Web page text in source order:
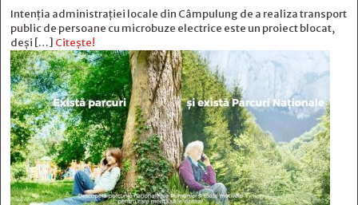
Intenția administrației locale din Câmpulung de a realiza transport
public de persoane cu microbuze electrice este un proiect blocat,
deși […] Citește!